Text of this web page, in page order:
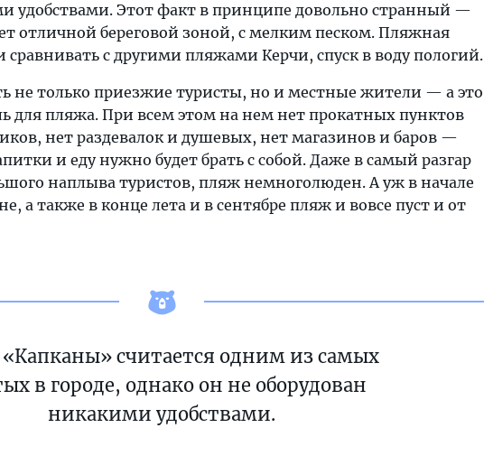
удобствами. Этот факт в принципе довольно странный —
отличной береговой зоной, с мелким песком. Пляжная
с другими пляжами Керчи, спуск в воду пологий.
не только приезжие туристы, но и местные жители — а это
для пляжа. При всем этом на нем нет прокатных пунктов
нет раздевалок и душевых, нет магазинов и баров —
и еду нужно будет брать с собой. Даже в самый разгар
наплыва туристов, пляж немноголюден. А уж в начале
а также в конце лета и в сентябре пляж и вовсе пуст и от
считается одним из самых
в городе, однако он не оборудован
никакими удобствами.